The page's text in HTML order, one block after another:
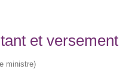
et versement
ministre)